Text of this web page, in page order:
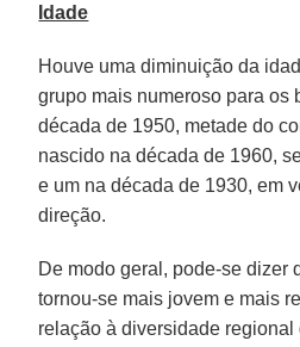
Idade
Houve uma diminuição da
grupo mais numeroso para os
década de 1950, metade do
nascido na década de 1960,
e um na década de 1930, em
direção.
De modo geral, pode-se dizer
tornou-se mais jovem e mais
relação à diversidade regional